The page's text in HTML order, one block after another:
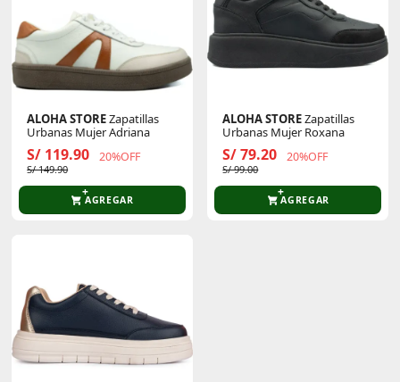
ALOHA STOREZapatillas
Urbanas Mujer Adriana
S/ 119.90 20%OFF
S/ 149.90
AGREGAR
ALOHA STOREZapatillas
Urbanas Mujer Roxana
S/ 79.20 20%OFF
S/ 99.00
AGREGAR